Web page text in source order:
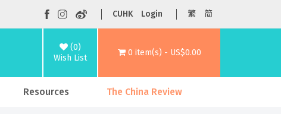
CUHK Login 繁 简
(0)
Wish List
0 item(s) - US$0.00
Resources The China Review